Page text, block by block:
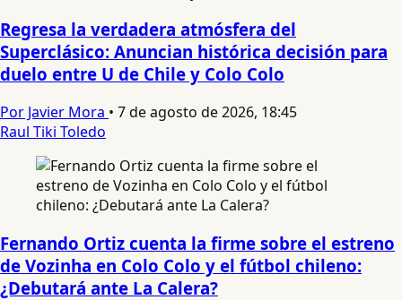
Regresa la verdadera atmósfera del
Superclásico: Anuncian histórica decisión para
duelo entre U de Chile y Colo Colo
Por Javier Mora • 7 de agosto de 2026, 18:45
Raul Tiki Toledo
Fernando Ortiz cuenta la firme sobre el estreno
de Vozinha en Colo Colo y el fútbol chileno:
¿Debutará ante La Calera?